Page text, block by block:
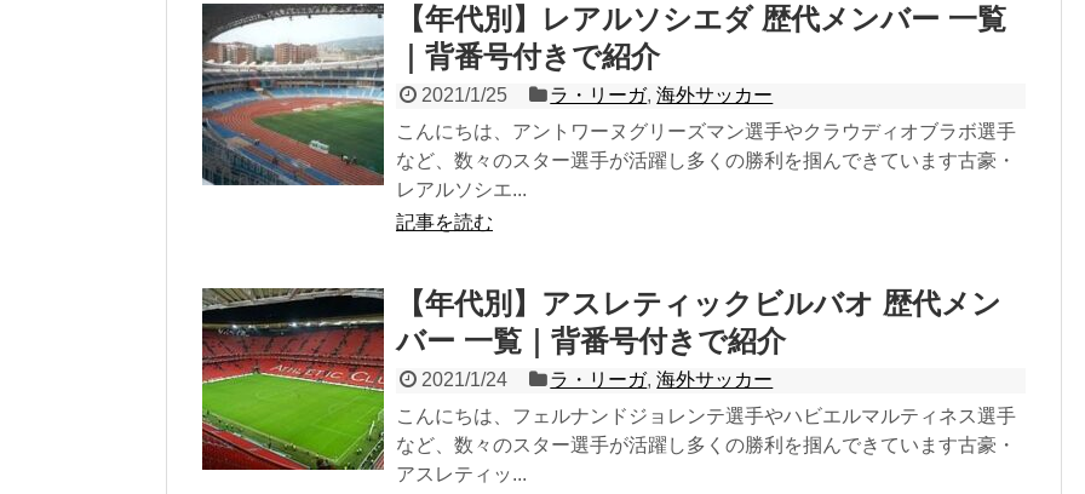
【年代別】レアルソシエダ 歴代メンバー 一覧
｜背番号付きで紹介
2021/1/25 ラ・リーガ,海外サッカー
こんにちは、アントワーヌグリーズマン選手やクラウディオブラボ選手
など、数々のスター選手が活躍し多くの勝利を掴んできています古豪・
レアルソシエ...
記事を読む
【年代別】アスレティックビルバオ 歴代メン
バー 一覧｜背番号付きで紹介
2021/1/24 ラ・リーガ,海外サッカー
こんにちは、フェルナンドジョレンテ選手やハビエルマルティネス選手
など、数々のスター選手が活躍し多くの勝利を掴んできています古豪・
アスレティッ...